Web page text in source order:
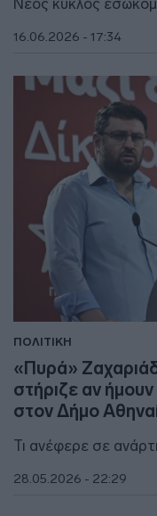
Νέος κύκλος
16.06.2026 - 17:34
ΠΟΛΙΤΙΚΗ
«Πυρά»
στήριζε αν
στον Δήμο
Τι ανέφερε σε
28.05.2026 - 22:29